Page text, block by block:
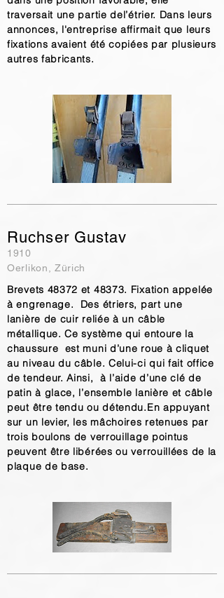
traversait une partie del’étrier. Dans leurs
annonces, l'entreprise affirmait que leurs
fixations avaient été copiées par plusieurs
autres fabricants.
Ruchser Gustav
1910
Oerlikon, Zürich
Brevets 48372 et 48373. Fixation appelée
à engrenage. Des étriers, part une
lanière de cuir reliée à un câble
métallique. Ce système qui entoure la
chaussure est muni d’une roue à cliquet
au niveau du câble. Celui-ci qui fait office
de tendeur. Ainsi, à l’aide d’une clé de
patin à glace, l’ensemble lanière et câble
peut être tendu ou détendu.En appuyant
sur un levier, les mâchoires retenues par
trois boulons de verrouillage pointus
peuvent être libérées ou verrouillées de la
plaque de base.